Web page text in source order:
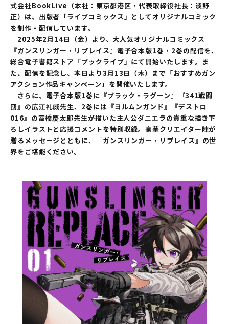
式会社BookLive（本社：東京都港区・代表取締役社長：淡野
正）は、出版者「ライブコミックス」としてオリジナルコミック
を制作・配信しています。
2025年2月14日（金）より、大人気オリジナルコミックス
『ガンスリンガー・リプレイス』電子合本版1巻・2巻の配信を、
総合電子書籍ストア「ブックライブ」にて開始いたします。ま
た、配信を記念し、本日より3月13日（木）まで「おすすめガン
アクション作品キャンペーン」を開催いたします。
さらに、電子合本版1巻に『ブラック・ラグーン』『341戦闘
団』の広江礼威先生、2巻には『ヨルムンガンド』『デストロ
016』の高橋慶太郎先生が描いた主人公ダニエラの貴重な描き下
ろしイラストと応援コメントを特別収録。豪華クリエイター陣が
贈るメッセージとともに、『ガンスリンガー・リプレイス』の世
界をご堪能ください。